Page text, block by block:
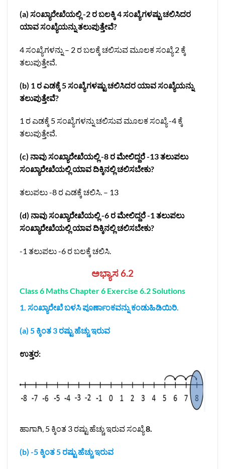
(a) ಸಂಖ್ಯಾರೇಖೆಯಲ್ಲಿ -2 ರ ಬಲಕ್ಕಿ 4 ಸಂಖ್ಯೆಗಳಷ್ಟು ಚಲಿಸಿದರ
ಯಾವ ಸಂಖ್ಯೆಯನ್ನು ತಲುಪುತ್ತೇವೆ?
4 ಸಂಖ್ಯೆಗಳನ್ನು – 2 ರ ಬಲಕ್ಕೆ ಚಲಿಸುವ ಮೂಲಕ ಸಂಖ್ಯೆ 2 ಕ್ಕೆ
ತಲುಪುತ್ತೇವೆ.
(b) 1 ರ ಎಡಕ್ಕೆ 5 ಸಂಖ್ಯೆಗಳಷ್ಟು ಚಲಿಸಿದರ ಯಾವ ಸಂಖ್ಯೆಯನ್ನು
ತಲುಪುತ್ತೇವೆ?
1 ರ ಎಡಕ್ಕೆ 5 ಸಂಖ್ಯೆಗಳನ್ನು ಚಲಿಸುವ ಮೂಲಕ ಸಂಖ್ಯೆ -4 ಕ್ಕೆ
ತಲುಪುತ್ತೇವೆ.
(c) ನಾವು ಸಂಖ್ಯಾರೇಖೆಯಲ್ಲಿ -8 ರ ಮೇಲಿದ್ದರೆ -13 ತಲುಪಲು
ಸಂಖ್ಯಾರೇಖೆಯಲ್ಲಿ ಯಾವ ದಿಕ್ಕಿನಲ್ಲಿ ಚಲಿಸಬೇಕು?
ತಲುಪಲು -8 ರ ಎಡಕ್ಕೆ ಚಲಿಸಿ. – 13
(d) ನಾವು ಸಂಖ್ಯಾರೇಖೆಯಲ್ಲಿ -6 ರ ಮೇಲಿದ್ದರೆ -1 ತಲುಪಲು
ಸಂಖ್ಯಾರೇಖೆಯಲ್ಲಿ ಯಾವ ದಿಕ್ಕಿನಲ್ಲಿ ಚಲಿಸಬೇಕು?
-1 ತಲುಪಲು -6 ರ ಬಲಕ್ಕೆ ಚಲಿಸಿ.
ಅಭ್ಯಾಸ 6.2
Class 6 Maths Chapter 6 Exercise 6.2 Solutions
1. ಸಂಖ್ಯಾರೇಖೆ ಬಳಸಿ ಪೂರ್ಣಾಂಕವನ್ನು ಕಂಡುಹಿಡಿಯಿರಿ.
(a) 5 ಕ್ಕಿಂತ 3 ರಷ್ಟು ಹೆಚ್ಚು ಇರುವ
ಉತ್ತರ:
ಹಾಗಾಗಿ, 5 ಕ್ಕಿಂತ 3 ರಷ್ಟು ಹೆಚ್ಚು ಇರುವ ಸಂಖ್ಯೆ8.
(b) -5 ಕ್ಕಿಂತ 5 ರಷ್ಟು ಹೆಚ್ಚು ಇರುವ